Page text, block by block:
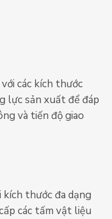
các kích thước
lực sản xuất để đáp
và tiến độ giao
kích thước đa dạng
các tấm vật liệu